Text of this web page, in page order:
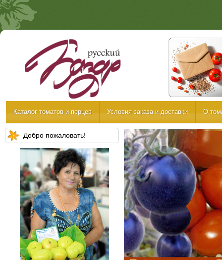
Каталог томатов и перцев Условия заказа и доставки О
Добро пожаловать!